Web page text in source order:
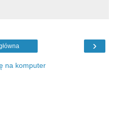
›
na komputer